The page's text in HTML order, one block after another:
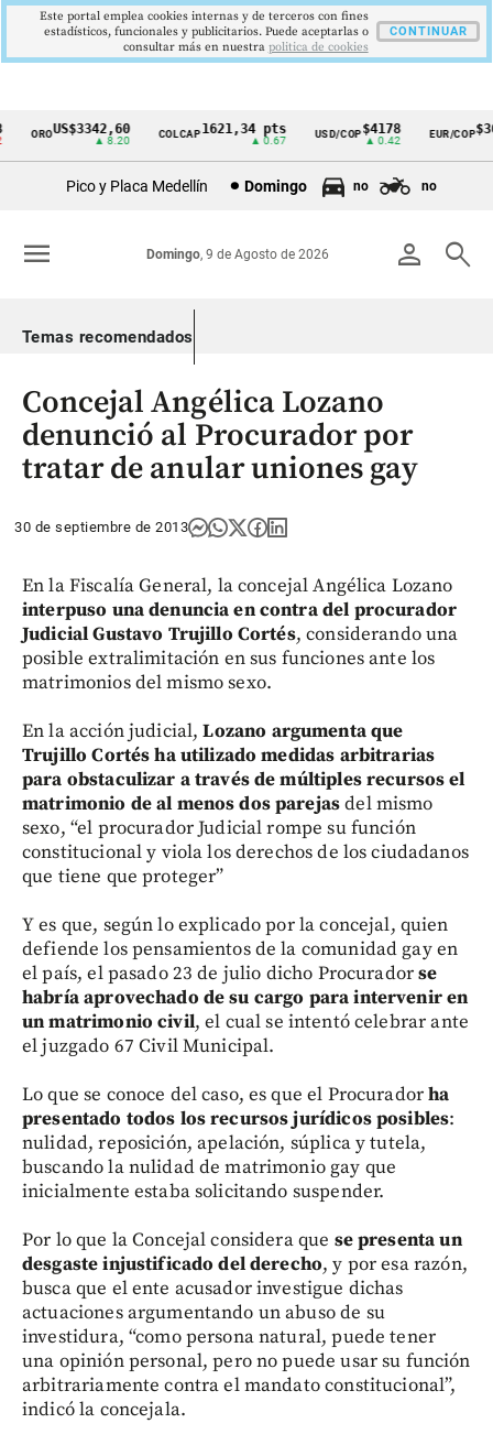
Cintillo
Colombia
OROUS$3342,60
▲ 8.20
COLCAP1621,34 pts
▲ 0.67
USD/COP$4178
▲ 0.42
EUR/COP
Pico y Placa Medellín Domingo no no
person search
Domingo, 9 de Agosto de 2026
menu
Temas recomendados
Concejal Angélica Lozano
denunció al Procurador por
tratar de anular uniones gay
30 de septiembre de 2013
En la Fiscalía General, la concejal Angélica Lozano
interpuso una denuncia en contra del procurador
Judicial Gustavo Trujillo Cortés, considerando una
posible extralimitación en sus funciones ante los
matrimonios del mismo sexo.
En la acción judicial,Lozano argumenta que
Trujillo Cortés ha utilizado medidas arbitrarias
para obstaculizar a través de múltiples recursos el
matrimonio de al menos dos parejasdel mismo
sexo, “el procurador Judicial rompe su función
constitucional y viola los derechos de los ciudadanos
que tiene que proteger”
Y es que, según lo explicado por la concejal, quien
defiende los pensamientos de la comunidad gay en
el país, el pasado 23 de julio dicho Procuradorse
habría aprovechado de su cargo para intervenir en
un matrimonio civil, el cual se intentó celebrar ante
el juzgado 67 Civil Municipal.
Lo que se conoce del caso, es que el Procuradorha
presentado todos los recursos jurídicos posibles:
nulidad, reposición, apelación, súplica y tutela,
buscando la nulidad de matrimonio gay que
inicialmente estaba solicitando suspender.
Por lo que la Concejal considera que se presenta un
desgaste injustificado del derecho, y por esa razón,
busca que el ente acusador investigue dichas
actuaciones argumentando un abuso de su
investidura, “como persona natural, puede tener
una opinión personal, pero no puede usar su función
arbitrariamente contra el mandato constitucional”,
indicó la concejala.
Este portal emplea cookies internas y de terceros con fines
estadísticos, funcionales y publicitarios. Puede aceptarlas o
consultar más en nuestra politica de cookies
CONTINUAR